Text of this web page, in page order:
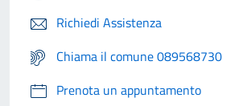
Richiedi Assistenza
Chiama il comune 089568730
Prenota un appuntamento